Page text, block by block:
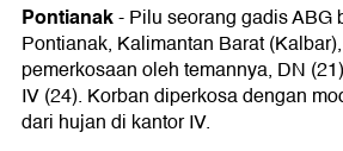
Pontianak-Pilu seorang gadis ABG
Pontianak, Kalimantan Barat
pemerkosaan oleh temannya, DN
IV (24). Korban diperkosa dengan
dari hujan di kantor IV.